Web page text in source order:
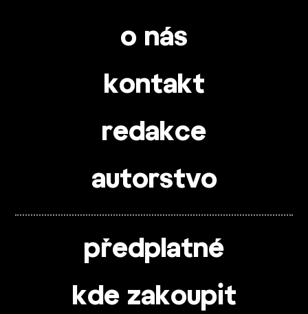
o nás
kontakt
redakce
autorstvo
předplatné
kde zakoupit